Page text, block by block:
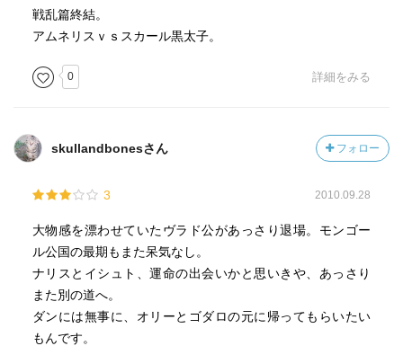
戦乱篇終結。
アムネリスｖｓスカール黒太子。
0 詳細をみる
skullandbonesさん フォロー
3 2010.09.28
大物感を漂わせていたヴラド公があっさり退場。モンゴー
ル公国の最期もまた呆気なし。
ナリスとイシュト、運命の出会いかと思いきや、あっさり
また別の道へ。
ダンには無事に、オリーとゴダロの元に帰ってもらいたい
もんです。